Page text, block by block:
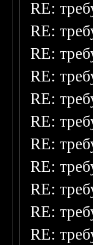
RE:
RE:
RE:
RE:
RE:
RE:
RE:
RE:
RE:
RE:
RE: